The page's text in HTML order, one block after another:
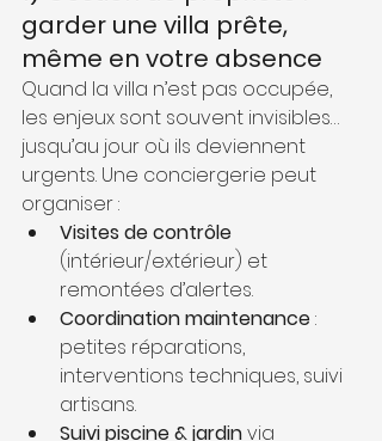
garder une villa prête,
même en votre absence
Quand la villa n’est pas occupée,
les enjeux sont souvent invisibles…
jusqu’au jour où ils deviennent
urgents. Une conciergerie peut
organiser :
Visites de contrôle
(intérieur/extérieur) et
remontées d’alertes.
Coordination maintenance :
petites réparations,
interventions techniques, suivi
artisans.
Suivi piscine & jardin via